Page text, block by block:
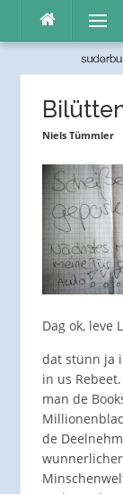
Inhalt
Menü
Niels Tümmler
Dag ok, leve
dat stünn ja
in us
man de
de